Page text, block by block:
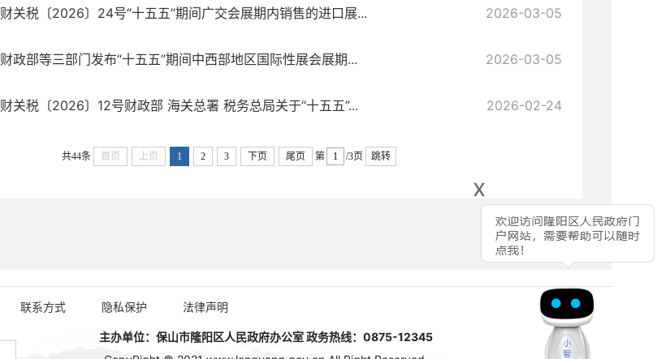
x
财关税〔2026〕24号“十五五”期间广交会展期内销售的进口展... 2026-03-05
财政部等三部门发布“十五五”期间中西部地区国际性展会展期... 2026-03-05
财关税〔2026〕12号财政部 海关总署 税务总局关于“十五五”... 2026-02-24
共44条 首页 上页 1 2 3 下页 尾页 第 /3页 跳转
联系方式 隐私保护 法律声明
主办单位：保山市隆阳区人民政府办公室 政务热线：0875-12345